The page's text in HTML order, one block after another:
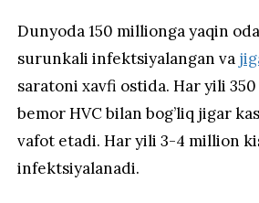
Dunyoda 150 millionga yaqin
surunkali infektsiyalangan va
saratoni xavfi ostida. Har yili
bemor HVC bilan bog’liq jigar
vafot etadi. Har yili 3-4 million
infektsiyalanadi.